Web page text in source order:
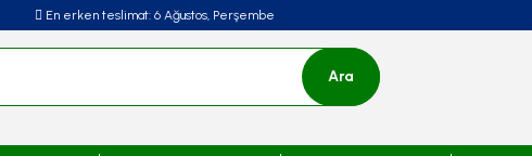
En erken teslimat: 6 Ağustos, Perşembe
Ara